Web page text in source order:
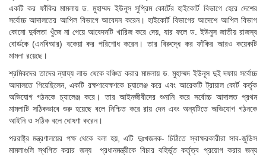
একটি কর ফাঁকির মামলায় ড. মুহাম্মদ ইউনূস সুপ্রিম কোর্টের হাইকোর্ট বিভাগে হেরে দেশের
সর্বোচ্চ আদালতের আপিল বিভাগে আবেদন করেন। হাইকোর্ট বিভাগের আদেশে আপিল বিভাগ
কোনো দুর্বলতা খুঁজে না পেয়ে আবেদনটি খারিজ করে দেয়, যার ফলে ড. ইউনুস জাতীয় রাজস্ব
বোর্ডকে (এনবিআর) বকেয়া কর পরিশোধ করেন। তার বিরুদ্ধে কর ফাঁকির আরও কয়েকটি
মামলা রয়েছে।
শ্রমিকদের তাদের ন্যায্য লাভ থেকে বঞ্চিত করার মামলায় ড. মুহাম্মদ ইউনূস দুই দফায় সর্বোচ্চ
আদালতে গিয়েছিলেন, একটি রক্ষণাবেক্ষণকে চ্যালেঞ্জ করে এবং আরেকটি ট্রায়াল কোর্ট কর্তৃক
অভিযোগ গঠনকে চ্যালেঞ্জ করে। তার আইনজীবীদের শুনানি করে সর্বোচ্চ আদালত প্রথম
মামলাটি সঠিকভাবে শুরু হয়েছে বলে নিশ্চিত করে রায় দেন এবং অন্যটিতে অভিযোগ গঠনকে
আইনি ও সঠিক বলে ঘোষণা করেন।
পররাষ্ট্র মন্ত্রণালয়ের পক্ষ থেকে বলা হয়, এটি দুঃখজনক- চিঠিতে স্বাক্ষরকারীরা সাব-জুডিস
মামলাগুলি স্থগিত করার জন্য প্রধানমন্ত্রীকে বিচার বহির্ভূত কর্তৃত্ব প্রয়োগ করার জন্য